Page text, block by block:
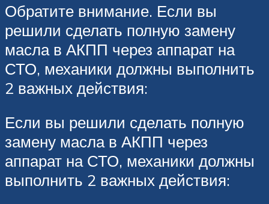
Обратите внимание. Если вы
решили сделать полную замену
масла в АКПП через аппарат на
СТО, механики должны выполнить
2 важных действия:
Если вы решили сделать полную
замену масла в АКПП через
аппарат на СТО, механики должны
выполнить 2 важных действия: